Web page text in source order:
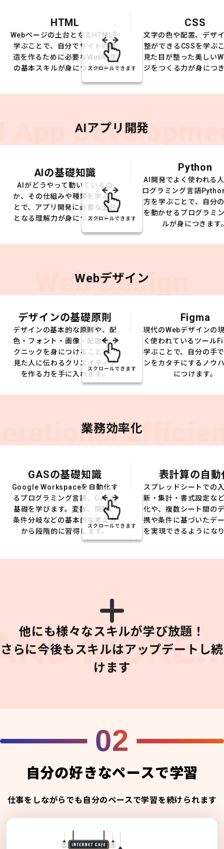
HTML
Webページの土台となるHTMLを
学ぶことで、自分でサイトの構
造を作るために必要なWeb制作
の基本スキルが身につきます。
CSS
文字の色や配置、デザ
整ができるCSSを学ぶ
見た目が整った美しい
ジをつくる力が身につ
スクロールできます
App AIアプリ開発
AIの基礎知識
AIがどうやって動いているの
か、その仕組みや種類を学ぶこ
とで、アプリ開発に必要な土台
となる理解力が身につきます。
Python
AI開発でよく使われる
ログラミング言語
方を学ぶことで、自分
を動かせるプログラミ
ルが身につきます
スクロールできます
Web Design
Webデザイン
デザインの基礎原則
デザインの基本的な原則や、配
色・フォント・画像・配置のテ
クニックを身につけることで、
見た人に伝わるクリエイティブ
を作る力を手に入れます。
Figma
現代のWebデザインの
く使われているツール
学ぶことで、自分の手
ンをカタチにするノウ
につけます。
スクロールできます
業務効率化
GASの基礎知識
Google Workspaceを自動化す
るプログラミング言語、GASの
基礎を学びます。変数、関数、
条件分岐などの基本的な考え方
から段階的に習得します。
表計算の自動
スプレッドシートでの
新・集計・書式設定な
化や、複数シート間の
携や条件に基づいたデ
を実現できるようにな
スクロールできます
他にも様々なスキルが学び放題！
さらに今後もスキルはアップデートし続
けます
02
自分の好きなペースで学習
仕事をしながらでも自分のペースで学習を続けられます